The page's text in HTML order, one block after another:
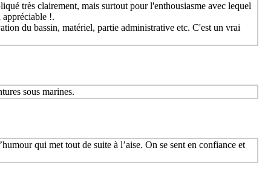
très clairement, mais surtout pour l'enthousiasme avec lequel
appréciable !.
du bassin, matériel, partie administrative etc. C'est un vrai
sous marines.
qui met tout de suite à l’aise. On se sent en confiance et